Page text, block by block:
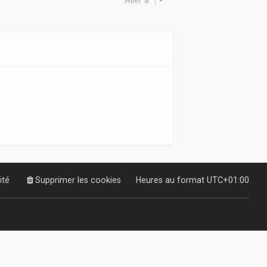
Heures au format UTC+01:00
Supprimer les cookies